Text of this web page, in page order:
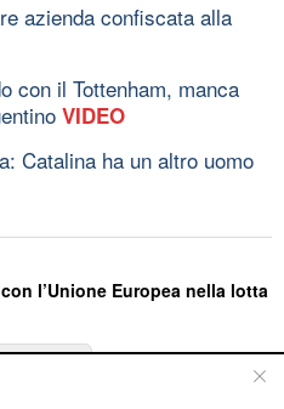
azienda confiscata alla
con il Tottenham, manca
VIDEO
Catalina ha un altro uomo
l’Unione Europea nella lotta